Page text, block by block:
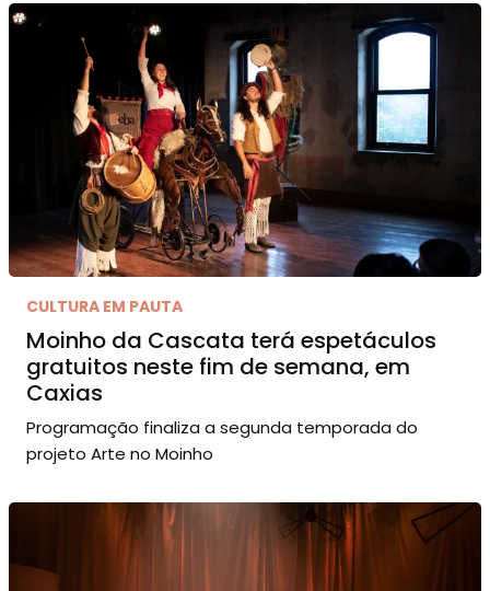
CULTURA EM PAUTA
Moinho da Cascata terá espetáculos
gratuitos neste fim de semana, em
Caxias
Programação finaliza a segunda temporada do
projeto Arte no Moinho